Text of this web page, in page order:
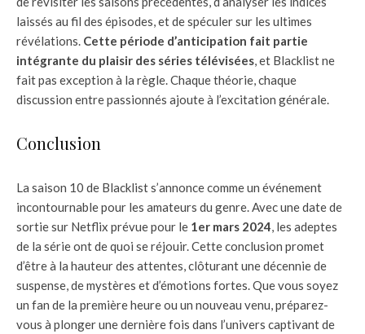
laissés au fil des épisodes, et de spéculer sur les ultimes
révélations. Cette période d’anticipation fait partie
intégrante du plaisir des séries télévisées, et Blacklist ne
fait pas exception à la règle. Chaque théorie, chaque
discussion entre passionnés ajoute à l’excitation générale.
Conclusion
La saison 10 de Blacklist s’annonce comme un événement
incontournable pour les amateurs du genre. Avec une date de
sortie sur Netflix prévue pour le 1er mars 2024, les adeptes
de la série ont de quoi se réjouir. Cette conclusion promet
d’être à la hauteur des attentes, clôturant une décennie de
suspense, de mystères et d’émotions fortes. Que vous soyez
un fan de la première heure ou un nouveau venu, préparez-
vous à plonger une dernière fois dans l’univers captivant de